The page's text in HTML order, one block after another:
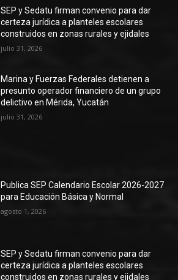
SEP y Sedatu firman convenio para dar
certeza jurídica a planteles escolares
construidos en zonas rurales y ejidales
julio 31, 2026
Marina y Fuerzas Federales detienen a
presunto operador financiero de un grupo
delictivo en Mérida, Yucatán
julio 31, 2026
Publica SEP Calendario Escolar 2026-2027
para Educación Básica y Normal
agosto 1, 2026
SEP y Sedatu firman convenio para dar
certeza jurídica a planteles escolares
construidos en zonas rurales y ejidales